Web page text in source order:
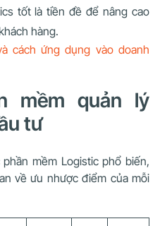
tốt là tiền đề để nâng cao
hàng.
cách ứng dụng vào doanh
mềm quản lý
tư
mềm Logistic phổ biến,
về ưu nhược điểm của mỗi